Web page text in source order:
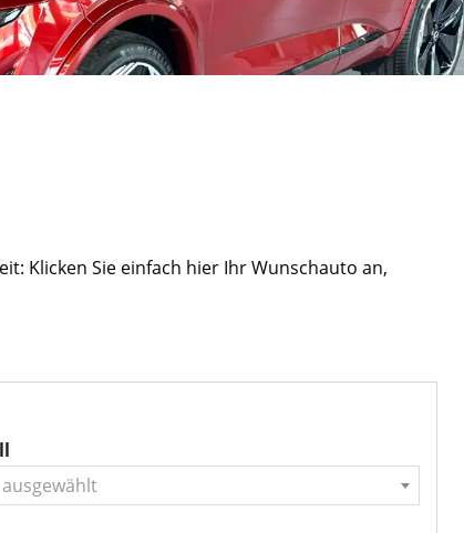
Klicken Sie einfach hier Ihr Wunschauto an,